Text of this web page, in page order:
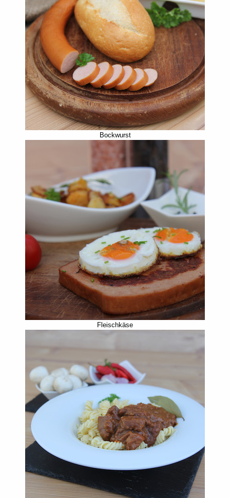
Bockwurst
Fleischkäse